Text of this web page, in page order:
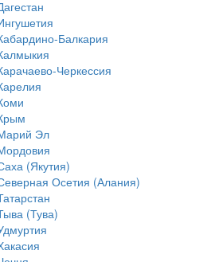
Балкария
Черкессия
Эл
(Якутия)
Осетия (Алания)
(Тува)